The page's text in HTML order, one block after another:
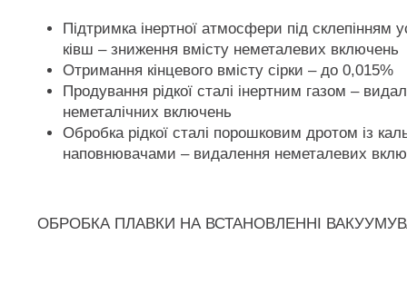
Підтримка інертної атмосфери під склепінням
ківш – зниження вмісту неметалевих включень
Отримання кінцевого вмісту сірки – до 0,015%
Продування рідкої сталі інертним газом –
неметалічних включень
Обробка рідкої сталі порошковим дротом із
наповнювачами – видалення неметалевих
ОБРОБКА ПЛАВКИ НА ВСТАНОВЛЕННІ